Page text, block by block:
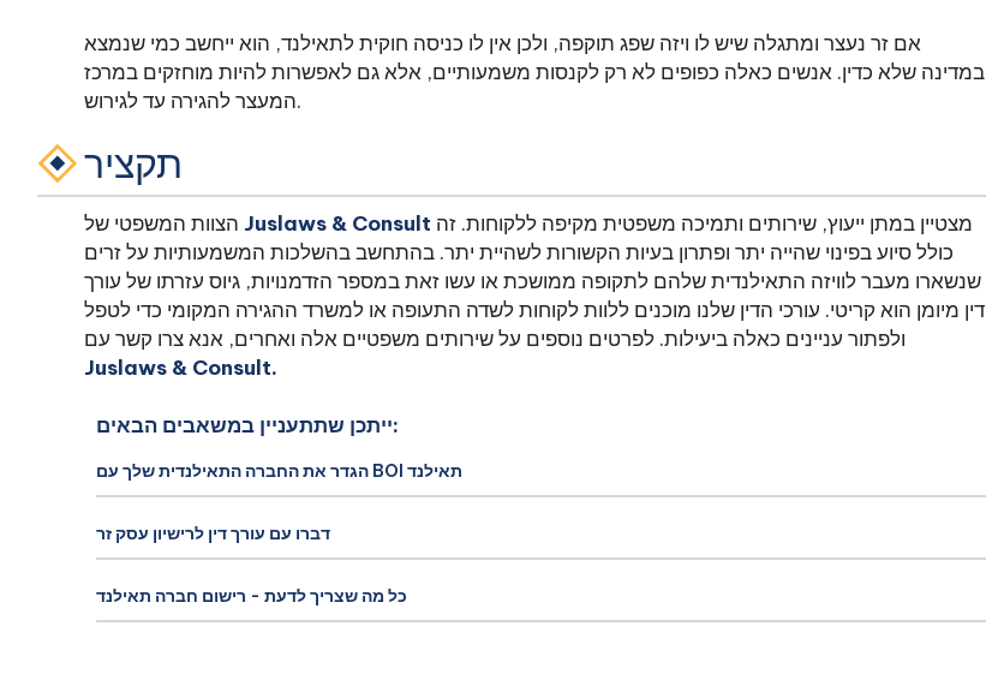
אם זר נעצר ומתגלה שיש לו ויזה שפג תוקפה, ולכן אין לו כניסה חוקית לתאילנד, הוא ייחשב כמי שנמצא
במדינה שלא כדין. אנשים כאלה כפופים לא רק לקנסות משמעותיים, אלא גם לאפשרות להיות מוחזקים במרכז
המעצר להגירה עד לגירוש.
תקציר
Juslaws & Consult
כולל סיוע בפינוי שהייה יתר ופתרון בעיות הקשורות לשהיית יתר. בהתחשב בהשלכות המשמעותיות על זרים
שנשארו מעבר לוויזה התאילנדית שלהם לתקופה ממושכת או עשו זאת במספר הזדמנויות, גיוס עזרתו של עורך
דין מיומן הוא קריטי. עורכי הדין שלנו מוכנים ללוות לקוחות לשדה התעופה או למשרד ההגירה המקומי כדי לטפל
ולפתור עניינים כאלה ביעילות. לפרטים נוספים על שירותים משפטיים אלה ואחרים, אנא צרו קשר עם
Juslaws & Consult.
ייתכן שתתעניין במשאבים הבאים:
הגדר את החברה התאילנדית שלך עם BOI תאילנד
דברו עם עורך דין לרישיון עסק זר
כל מה שצריך לדעת - רישום חברה תאילנד